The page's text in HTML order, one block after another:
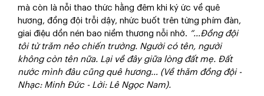
mà còn là nỗi thao thức hằng đêm khi ký ức về quê
hương, đồng đội trỗi dậy, nhức buốt trên từng phím đàn,
giai điệu dồn nén bao niềm thương nỗi nhớ. “…Đồng đội
tôi từ trăm nẻo chiến trường. Người có tên, người
không còn tên nữa. Lại về đây giữa lòng đất mẹ. Đất
nước mình đâu cũng quê hương… (Về thăm đồng đội -
Nhạc: Minh Đức - Lời: Lê Ngọc Nam).